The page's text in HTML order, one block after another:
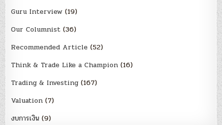
Guru Interview (19)
Our Columnist (36)
Recommended Article (52)
Think & Trade Like a Champion (16)
Trading & Investing (167)
Valuation (7)
งบการเงิน (9)